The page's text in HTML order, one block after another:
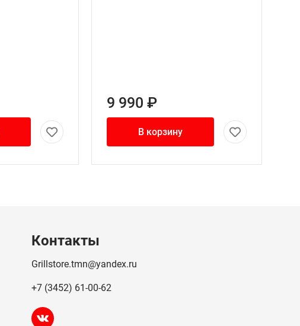
9 990 ₽
В корзину
Контакты
Grillstore.tmn@yandex.ru
+7 (3452) 61-00-62